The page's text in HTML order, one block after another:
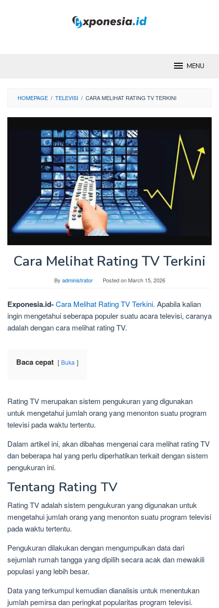
MENU
HOMEPAGE / TELEVISI / CARA MELIHAT RATING TV TERKINI
Cara Melihat Rating TV Terkini
By administrator Posted onMarch 15, 2026
Exponesia.id-Cara Melihat Rating TV Terkini. Apabila kalian
ingin mengetahui seberapa populer suatu acara televisi, caranya
adalah dengan cara melihat rating TV.
Baca cepat Buka
Rating TV merupakan sistem pengukuran yang digunakan
untuk mengetahui jumlah orang yang menonton suatu program
televisi pada waktu tertentu.
Dalam artikel ini, akan dibahas mengenai cara melihat rating TV
dan beberapa hal yang perlu diperhatikan terkait dengan sistem
pengukuran ini.
Tentang Rating TV
Rating TV adalah sistem pengukuran yang digunakan untuk
mengetahui jumlah orang yang menonton suatu program televisi
pada waktu tertentu.
Pengukuran dilakukan dengan mengumpulkan data dari
sejumlah rumah tangga yang dipilih secara acak dan mewakili
populasi yang lebih besar.
Data yang terkumpul kemudian dianalisis untuk menentukan
jumlah pemirsa dan peringkat popularitas program televisi.